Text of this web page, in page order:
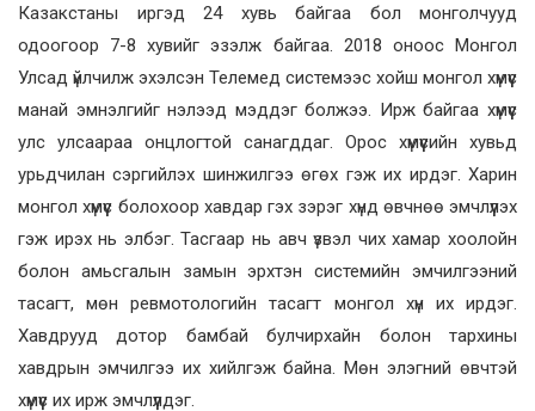
Казакстаны иргэд 24 хувь байгаа бол монголчууд
одоогоор 7-8 хувийг эзэлж байгаа. 2018 оноос Монгол
Улсад үйлчилж эхэлсэн Телемед системээс хойш монгол хүмүүс
манай эмнэлгийг нэлээд мэддэг болжээ. Ирж байгаа хүмүүс
улс улсаараа онцлогтой санагддаг. Орос хүмүүсийн хувьд
урьдчилан сэргийлэх шинжилгээ өгөх гэж их ирдэг. Харин
монгол хүмүүс болохоор хавдар гэх зэрэг хүнд өвчнөө эмчлүүлэх
гэж ирэх нь элбэг. Тасгаар нь авч үзвэл чих хамар хоолойн
болон амьсгалын замын эрхтэн системийн эмчилгээний
тасагт, мөн ревмотологийн тасагт монгол хүн их ирдэг.
Хавдрууд дотор бамбай булчирхайн болон тархины
хавдрын эмчилгээ их хийлгэж байна. Мөн элэгний өвчтэй
хүмүүс их ирж эмчлүүлдэг.